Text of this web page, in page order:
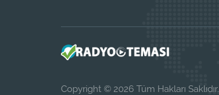
Copyright © 2026 Tüm Hakları Saklıdır.